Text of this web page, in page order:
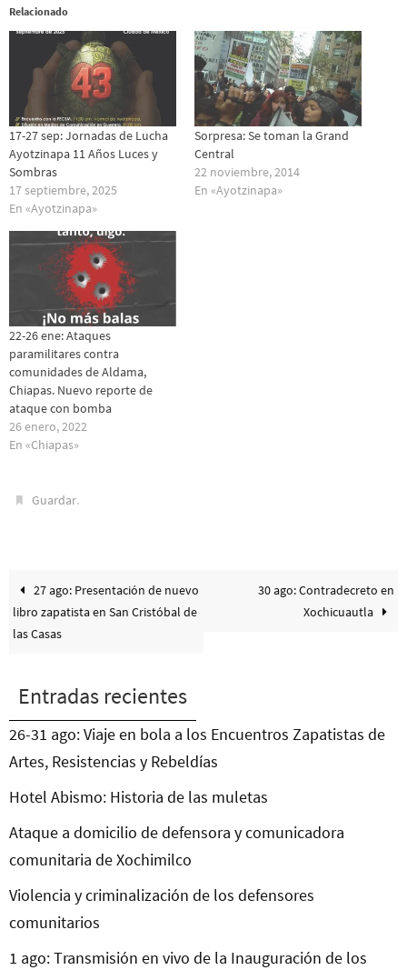
Relacionado
17-27 sep: Jornadas de Lucha
Ayotzinapa 11 Años Luces y
Sombras
17 septiembre, 2025
En «Ayotzinapa»
Sorpresa: Se toman la Grand
Central
22 noviembre, 2014
En «Ayotzinapa»
22-26 ene: Ataques
paramilitares contra
comunidades de Aldama,
Chiapas. Nuevo reporte de
ataque con bomba
26 enero, 2022
En «Chiapas»
Guardar.
27 ago: Presentación de nuevo
libro zapatista en San Cristóbal de
las Casas
30 ago: Contradecreto en
Xochicuautla
Entradas recientes
26-31 ago: Viaje en bola a los Encuentros Zapatistas de
Artes, Resistencias y Rebeldías
Hotel Abismo: Historia de las muletas
Ataque a domicilio de defensora y comunicadora
comunitaria de Xochimilco
Violencia y criminalización de los defensores
comunitarios
1 ago: Transmisión en vivo de la Inauguración de los